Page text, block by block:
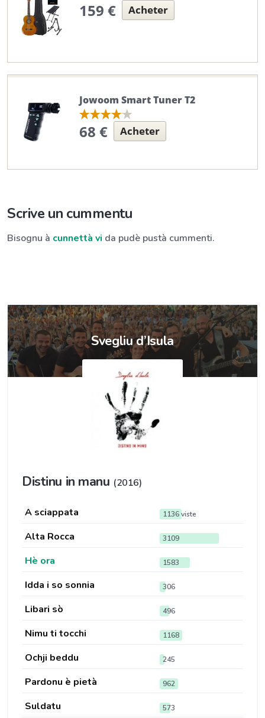
159 € Acheter
Jowoom Smart Tuner T2
68 € Acheter
Scrive un cummentu
Bisognu à cunnettà vi da pudè pustà cummenti.
Svegliu d’Isula
Distinu in manu (2016)
A sciappata 1136 viste
Alta Rocca 3109
Hè ora 1583
Idda i so sonnia 306
Libari sò 496
Nimu ti tocchi 1168
Ochji beddu 245
Pardonu è pietà 962
Suldatu 573